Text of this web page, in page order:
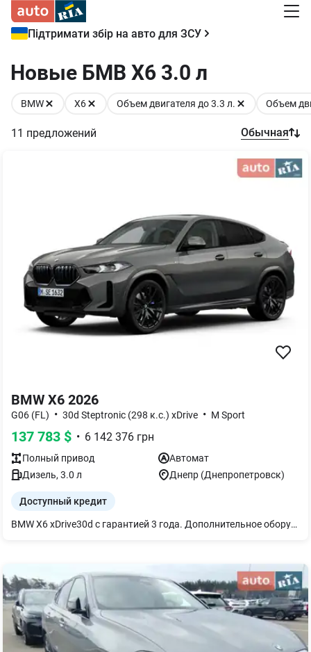
Підтримати збір на авто для ЗСУ
Новые БМВ Х6 3.0 л
BMW X6 Объем двигателя до 3.3 л. Объем
11 предложений Обычная
BMW X6 2026
G06 (FL) • 30d Steptronic (298 к.с.) xDrive • M Sport
137 783 $ • 6 142 376 грн
Полный привод
Автомат
Дизель, 3.0 л Днепр (Днепропетровск)
Доступный кредит
BMW X6 xDrive30d с гарантией 3 года. Дополнительное оборудование: 22" M диски Double-spoke style 742 M смешанного типа M спортивные тормоза Запасное колесо-докатка Панорамный стеклянный люк с электроприводом Панели салона из дерева липы `Fineline` коричневые с открытыми порами Система "Travel & Comfort" Автоматический 4-зонный климат-контроль Пакет `Ambient Air` Функция массажа для водителя и переднего пассажира Driving Assistant Professional Юридический экстренный вызов Персональная e-SIM BMW Live Cockpit Professional Пакет "M Sport Pro" Дизайн фар BMW Individual Shadow Line М пасха безопасности M Sport тормоза с красными суппортами BMW Individual обработка кузова `High - gloss Shadow Line` с расширенным содержанием M спортивный звук выхлопной системы Пакет `Comfort` Подогрев передних и задних сидений Передний пакет подогрева Термостакан Украинский пакет (Ukrainian package) Противоугонная система со сканером салона Автоматические доводчики дверей Солнцезащитное остекление Велюровые коврики Активная вентиляция передних сидений Комфортные передние сиденья Адаптивные светодиодные фары Акустическая система `Harman Kardon` Болты-секретки для колес Индикатор давления в шинах Адаптивная пневматическая подвеска Решетка радиатора BMW `Iconig Glow` Акустическое остекление Оформление `CraftedClarity` Driving Assistant Помощь при парковке Professional Интеллектуальный экстерный вызов Teleservices ConnectedDrive Services Пакет Connected неограниченный Беспроводная зарядка с охлаждением устройства Меню на украинском языке Руководство пользователя на украинском языке Приглашаем на осмотр! Больше информации у консультантов по телефону